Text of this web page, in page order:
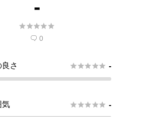
この店舗での査定受付開始を希
望しています。
-

 0
さ  -
気  -